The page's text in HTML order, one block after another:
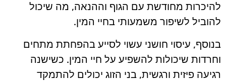
להיכרות מחודשת עם הגוף וההנאה, מה שיכול
להוביל לשיפור משמעותי בחיי המין.
בנוסף, עיסוי חושני עשוי לסייע בהפחתת מתחים
וחרדות שיכולות להשפיע על חיי המין. כשישנה
רגיעה פיזית ורגשית, בני הזוג יכולים להתמקד